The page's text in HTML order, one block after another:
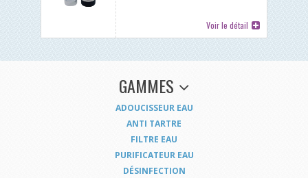
Voir le détail
GAMMES
ADOUCISSEUR EAU
ANTI TARTRE
FILTRE EAU
PURIFICATEUR EAU
DÉSINFECTION